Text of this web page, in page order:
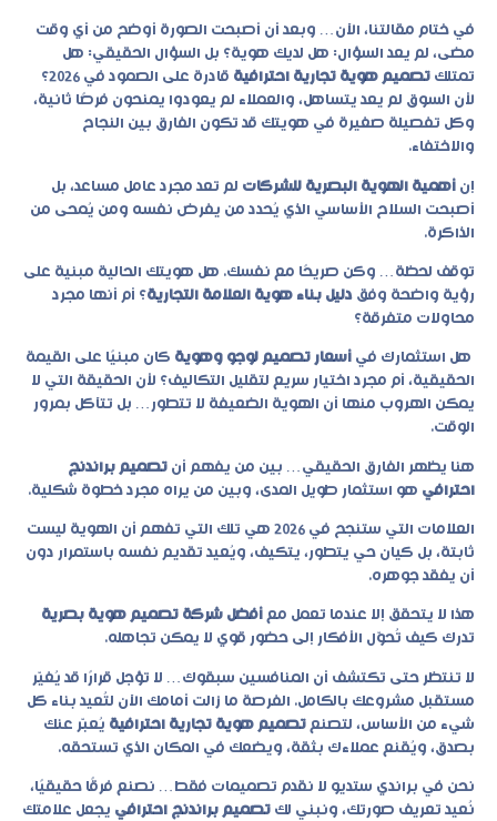
في ختام مقالتنا، الآن… وبعد أن أصبحت الصورة أوضح من أي وقت
مضى، لم يعد السؤال: هل لديك هوية؟ بل السؤال الحقيقي: هل
تمتلك تصميم هوية تجارية احترافية
قادرة على الصمود في 2026؟
لأن السوق لم يعد يتساهل، والعملاء لم يعودوا يمنحون فرصًا ثانية،
وكل تفصيلة صغيرة في هويتك قد تكون الفارق بين النجاح
والاختفاء.
إن أهمية الهوية البصرية للشركات لم تعد مجرد عامل مساعد، بل
أصبحت السلاح الأساسي الذي يُحدد من يفرض نفسه ومن يُمحى من
الذاكرة.
توقف لحظة… وكن صريحًا مع نفسك. هل هويتك الحالية مبنية على
رؤية واضحة وفق دليل بناء هوية العلامة التجارية؟ أم أنها مجرد
محاولات متفرقة؟
هل استثمارك في أسعار تصميم لوجو وهوية كان مبنيًا على القيمة
الحقيقية، أم مجرد اختيار سريع لتقليل التكاليف؟ لأن الحقيقة التي لا
يمكن الهروب منها أن الهوية الضعيفة لا تتطور… بل تتآكل بمرور
الوقت.
هنا يظهر الفارق الحقيقي… بين من يفهم أن تصميم براندنج
احترافي هو استثمار طويل المدى، وبين من يراه مجرد خطوة شكلية.
العلامات التي ستنجح في 2026 هي تلك التي تفهم أن الهوية ليست
ثابتة، بل كيان حي يتطور، يتكيف، ويُعيد تقديم نفسه باستمرار دون
أن يفقد جوهره.
هذا لا يتحقق إلا عندما تعمل مع أفضل شركة تصميم هوية بصرية
تدرك كيف تُحوّل الأفكار إلى حضور قوي لا يمكن تجاهله.
لا تنتظر حتى تكتشف أن المنافسين سبقوك… لا تؤجل قرارًا قد يُغيّر
مستقبل مشروعك بالكامل. الفرصة ما زالت أمامك الآن لتُعيد بناء كل
شيء من الأساس، لتصنع تصميم هوية تجارية احترافية يُعبّر عنك
بصدق، ويُقنع عملاءك بثقة، ويضعك في المكان الذي تستحقه.
نحن في براندي ستديو لا نقدم تصميمات فقط… نصنع فرقًا حقيقيًا،
نُعيد تعريف صورتك، ونبني لك تصميم براندنج احترافي يجعل علامتك